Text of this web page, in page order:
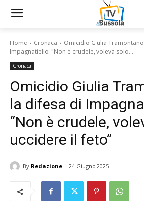
Home Cronaca
Omicidio Giulia
Impagnatiello: "Non è crudele, voleva solo...
Cronaca
Omicidio Giulia
la difesa di
“Non è crudele,
uccidere il feto”
By Redazione 24 Giugno 2025